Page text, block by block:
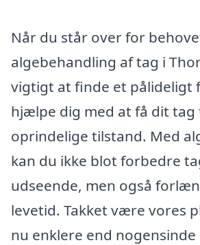
Når du står over for
algebehandling af tag i
vigtigt at finde et pålideligt
hjælpe dig med at få dit tag
oprindelige tilstand. Med
kan du ikke blot forbedre
udseende, men også
levetid. Takket være vores
nu enklere end